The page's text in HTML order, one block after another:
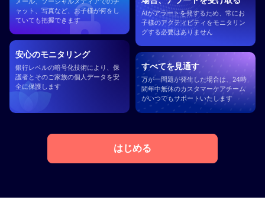
安心のモニタリング
銀行レベルの暗号化技術により、保
護者とそのご家族の個人データを安
全に保護します
ャット、写真など、お子様が何をし
ていても把握できます
AIがアラートを発するため、常にお
子様のアクティビティをモニタリン
グする必要はありません
すべてを見通す
万が一問題が発生した場合は、24時
間年中無休のカスタマーケアチーム
がいつでもサポートいたします
はじめる